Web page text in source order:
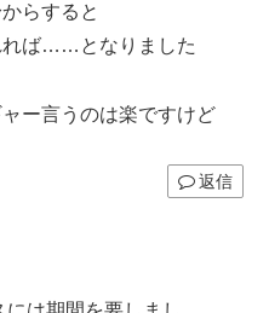
らすると
れば……となりました
ー言うのは楽ですけど
返信